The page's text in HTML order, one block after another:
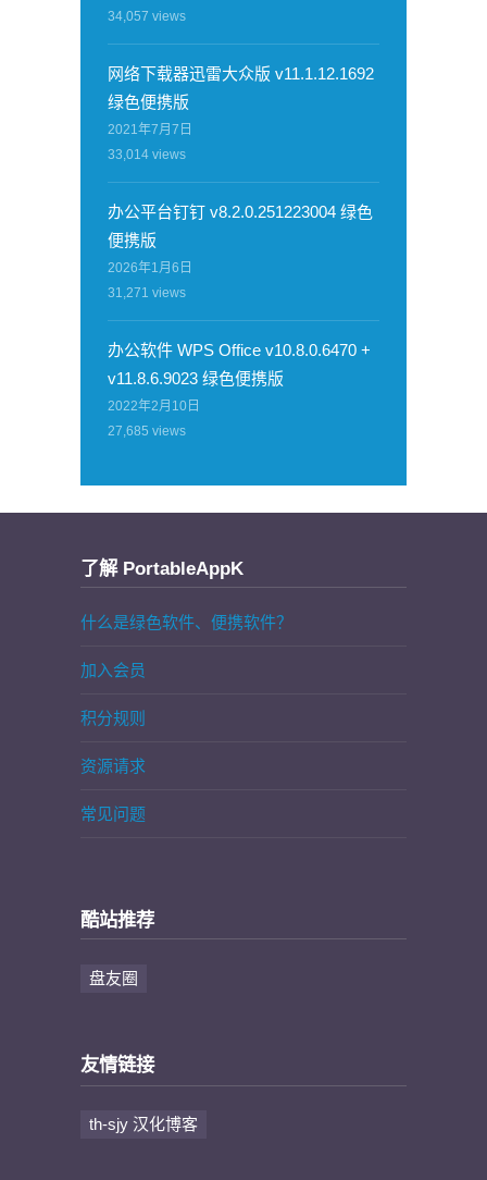
34,057 views
网络下载器迅雷大众版 v11.1.12.1692
绿色便携版
2021年7月7日
33,014 views
办公平台钉钉 v8.2.0.251223004 绿色
便携版
2026年1月6日
31,271 views
办公软件 WPS Office v10.8.0.6470 +
v11.8.6.9023 绿色便携版
2022年2月10日
27,685 views
了解 PortableAppK
什么是绿色软件、便携软件？
加入会员
积分规则
资源请求
常见问题
酷站推荐
盘友圈
友情链接
th-sjy 汉化博客